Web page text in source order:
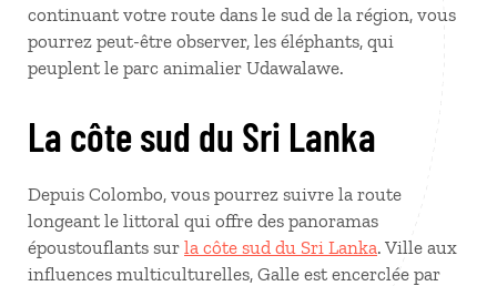
continuant votre route dans le sud de la région, vous
pourrez peut-être observer, les éléphants, qui
peuplent le parc animalier Udawalawe.
La côte sud du Sri Lanka
Depuis Colombo, vous pourrez suivre la route
longeant le littoral qui offre des panoramas
époustouflants sur la côte sud du Sri Lanka. Ville aux
influences multiculturelles, Galle est encerclée par